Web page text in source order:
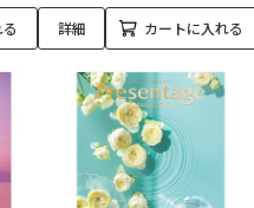
詳細 カートに入れる